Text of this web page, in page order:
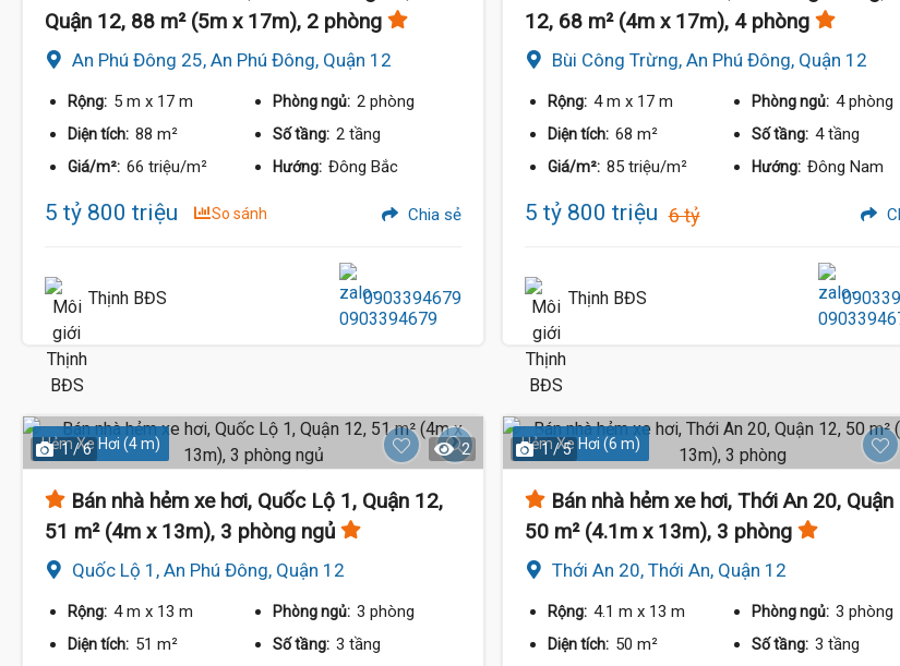
Quận 12, 88 m² (5m x 17m), 2 phòng
An Phú Đông 25, An Phú Đông, Quận 12
Rộng: 5 m x 17 m Phòng ngủ: 2 phòng
Diện tích: 88 m² Số tầng: 2 tầng
Giá/m²: 66 triệu/m² Hướng: Đông Bắc
5 tỷ 800 triệu So sánh Chia sẻ
Thịnh BĐS 0903394679
12, 68 m² (4m x 17m), 4 phòng
Bùi Công Trừng, An Phú Đông, Quận 12
Rộng: 4 m x 17 m Phòng ngủ: 4 phòng
Diện tích: 68 m² Số tầng: 4 tầng
Giá/m²: 85 triệu/m² Hướng: Đông Nam
5 tỷ 800 triệu 6 tỷ
Thịnh BĐS
Hẻm Xe Hơi (4 m)
1 / 6 2
Bán nhà hẻm xe hơi, Quốc Lộ 1, Quận 12,
51 m² (4m x 13m), 3 phòng ngủ
Quốc Lộ 1, An Phú Đông, Quận 12
Rộng: 4 m x 13 m Phòng ngủ: 3 phòng
Diện tích: 51 m² Số tầng: 3 tầng
Hẻm Xe Hơi (6 m)
1 / 5
Bán nhà hẻm xe hơi, Thới An 20, Quận
50 m² (4.1m x 13m), 3 phòng
Thới An 20, Thới An, Quận 12
Rộng: 4.1 m x 13 m Phòng ngủ: 3 phòng
Diện tích: 50 m² Số tầng: 3 tầng